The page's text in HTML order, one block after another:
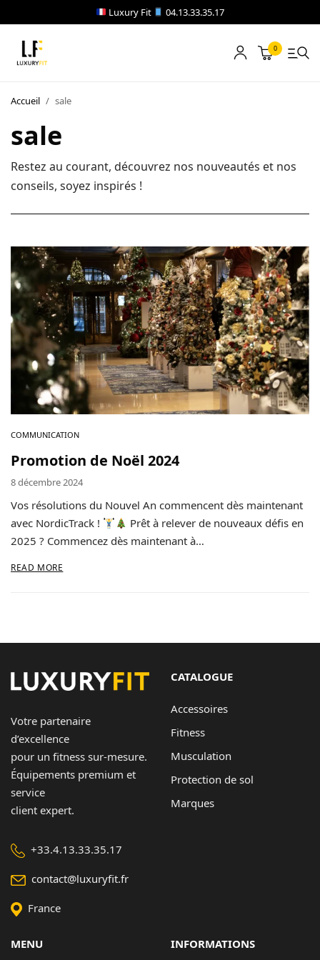
Luxury Fit 04.13.33.35.17
0
Accueil / sale
sale
Restez au courant, découvrez nos nouveautés et nos
conseils, soyez inspirés !
COMMUNICATION
Promotion de Noël 2024
8 décembre 2024
Vos résolutions du Nouvel An commencent dès maintenant
avec NordicTrack !
Prêt à relever de nouveaux défis en
2025 ? Commencez dès maintenant à…
READ MORE
Votre partenaire
d’excellence
pour un fitness sur-mesure.
Équipements premium et
service
client expert.
+33.4.13.33.35.17
contact@luxuryfit.fr
France
CATALOGUE
Accessoires
Fitness
Musculation
Protection de sol
Marques
MENU INFORMATIONS
LOCATION
NOTRE CATALOGUE
A PROPOS
CONTACT
Blog
Boutique
A propos
Contact
Copyright © 2024 Luxury Fit. All rights reserved.